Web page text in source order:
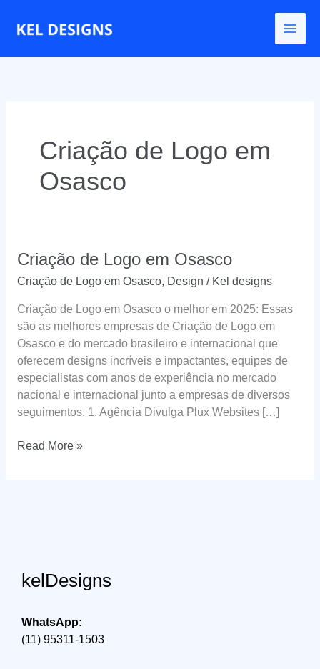
para
conteúdo
Criação de Logo em
Osasco
Criação de Logo em Osasco
Criação de Logo em Osasco, Design / Kel designs
Criação de Logo em Osasco o melhor em 2025: Essas
são as melhores empresas de Criação de Logo em
Osasco e do mercado brasileiro e internacional que
oferecem designs incríveis e impactantes, equipes de
especialistas com anos de experiência no mercado
nacional e internacional junto a empresas de diversos
seguimentos. 1. Agência Divulga Plux Websites […]
Criação
Read More »
kelDesigns
WhatsApp:
(11) 95311-1503